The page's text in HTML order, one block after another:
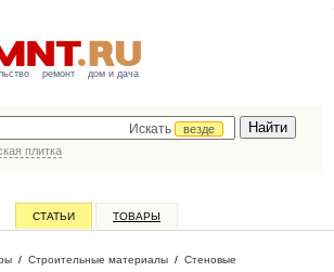
ремонт дом и дача
Искать
везде
плитка
СТАТЬИ ТОВАРЫ
/ Строительные материалы / Стеновые